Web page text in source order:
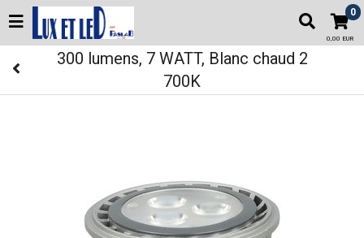
0
0,00 EUR
300 lumens, 7 WATT, Blanc chaud 2
700K